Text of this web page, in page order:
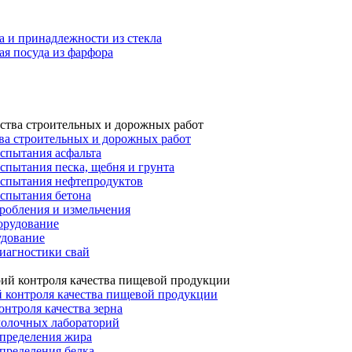
и принадлежности из стекла
посуда из фарфора
строительных и дорожных работ
асфальта
песка, щебня и грунта
нефтепродуктов
бетона
и измельчения
свай
качества пищевой продукции
качества зерна
лабораторий
жира